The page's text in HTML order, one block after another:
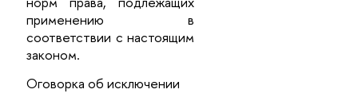
применению в
соответствии с настоящим
законом.
Оговорка об исключении